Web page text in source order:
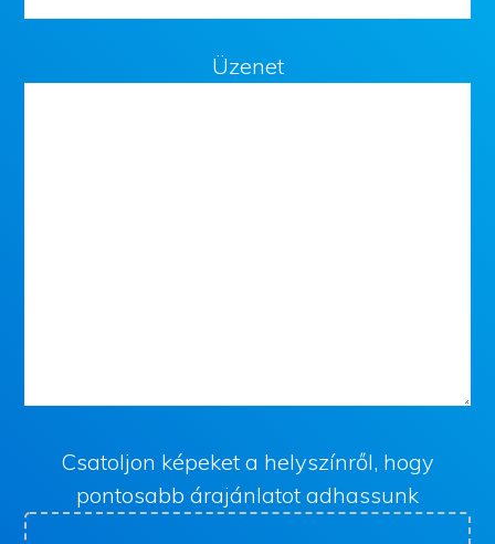
Üzenet
Csatoljon képeket a helyszínről, hogy
pontosabb árajánlatot adhassunk